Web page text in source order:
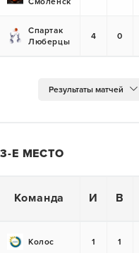
Спартак
Люберцы
4 0
Е МЕСТО
Команда И В
Колос 1 1